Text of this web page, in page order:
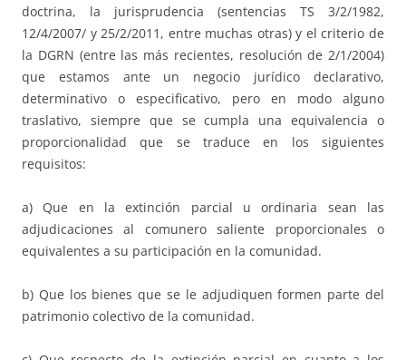
doctrina, la jurisprudencia (sentencias TS 3/2/1982,
12/4/2007/ y 25/2/2011, entre muchas otras) y el criterio de
la DGRN (entre las más recientes, resolución de 2/1/2004)
que estamos ante un negocio jurídico declarativo,
determinativo o especificativo, pero en modo alguno
traslativo, siempre que se cumpla una equivalencia o
proporcionalidad que se traduce en los siguientes
requisitos:
a) Que en la extinción parcial u ordinaria sean las
adjudicaciones al comunero saliente proporcionales o
equivalentes a su participación en la comunidad.
b) Que los bienes que se le adjudiquen formen parte del
patrimonio colectivo de la comunidad.